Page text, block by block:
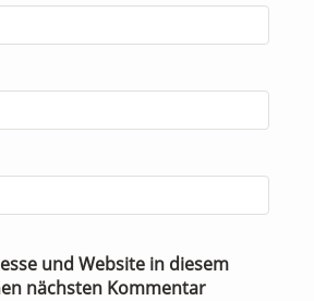
und Website in diesem
nächsten Kommentar